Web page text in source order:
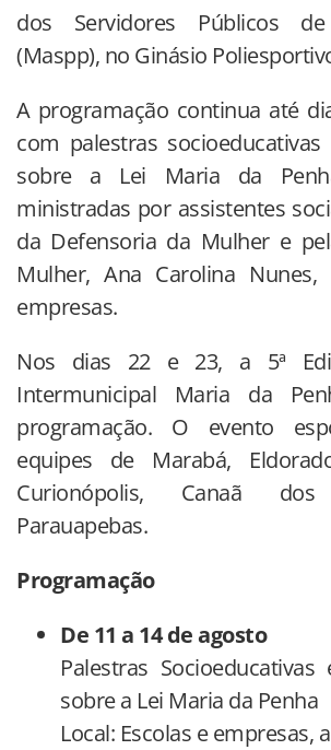
dos Servidores Públicos de
(Maspp), no Ginásio
A programação continua até
com palestras
sobre a Lei Maria da
ministradas por assistentes
da Defensoria da Mulher e
Mulher, Ana Carolina
empresas.
Nos dias 22 e 23, a 5ª
Intermunicipal Maria da
programação. O evento
equipes de Marabá,
Curionópolis, Canaã
Parauapebas.
Programação
De 11 a 14 de agosto
Palestras
sobre a Lei Maria da Penha
Local: Escolas e empresas,